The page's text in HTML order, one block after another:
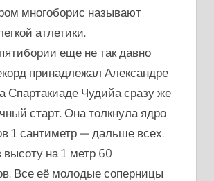
многоборис называют
атлетики.
еще не так давно
принадлежал Александре
Спартакиаде Чудийа сразу же
старт. Она толкнула ядро
1 сантиметр — дальше всех.
на 1 метр 60
Все её молодые соперницы